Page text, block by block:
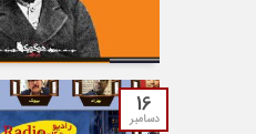
16
دسامبر